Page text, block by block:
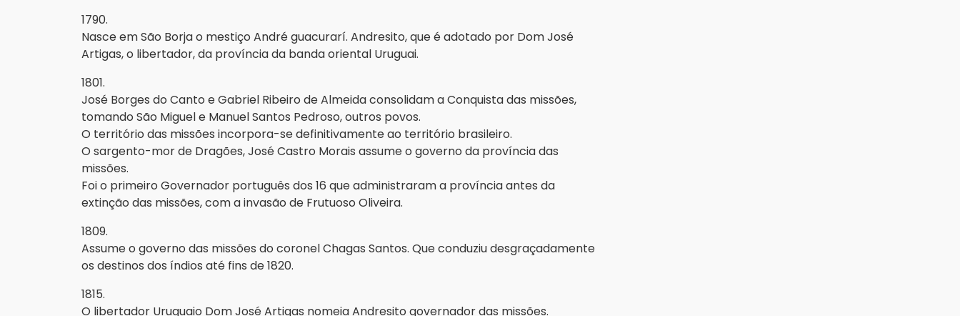
1790.
Nasce em São Borja o mestiço André guacurarí. Andresito, que é adotado por Dom José
Artigas, o libertador, da província da banda oriental Uruguai.
1801.
José Borges do Canto e Gabriel Ribeiro de Almeida consolidam a Conquista das missões,
tomando São Miguel e Manuel Santos Pedroso, outros povos.
O território das missões incorpora-se definitivamente ao território brasileiro.
O sargento-mor de Dragões, José Castro Morais assume o governo da província das
missões.
Foi o primeiro Governador português dos 16 que administraram a província antes da
extinção das missões, com a invasão de Frutuoso Oliveira.
1809.
Assume o governo das missões do coronel Chagas Santos. Que conduziu desgraçadamente
os destinos dos índios até fins de 1820.
1815.
O libertador Uruguaio Dom José Artigas nomeia Andresito governador das missões.